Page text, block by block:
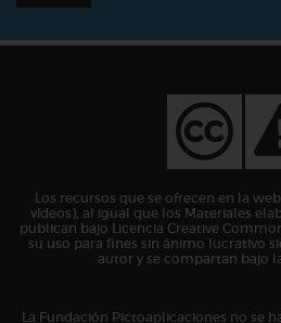
Los recursos que se ofrecen en la
vídeos), al igual que los Materiales
publican bajo Licencia Creative
su uso para fines sin ánimo lucrativo
autor y se compartan bajo
La Fundación Pictoaplicaciones no se